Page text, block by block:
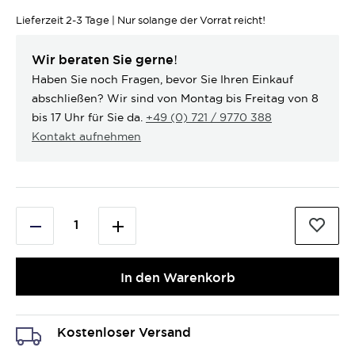
Lieferzeit 2-3 Tage | Nur solange der Vorrat reicht!
Wir beraten Sie gerne!
Haben Sie noch Fragen, bevor Sie Ihren Einkauf
abschließen? Wir sind von Montag bis Freitag von 8
bis 17 Uhr für Sie da. +49 (0) 721 / 9770 388
Kontakt aufnehmen
In den Warenkorb
Kostenloser Versand